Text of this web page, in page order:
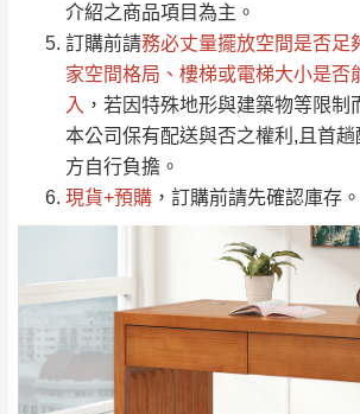
介紹之商品項目為主。
訂購前請務必丈量擺放空間是否足
家空間格局、 樓梯或電梯大小是否
入 ，若因特殊地形與建築物等限制
本公司保有配送與否之權利,且首
方自行負擔。
現貨+預購 ，訂購前請先確認庫存。
免 運
費
新竹
接單後二日內(不含例假日)，
電話聯絡或E-Mail通知確認訂
（線上客
服 LINE →
下單前先詢問是否現貨 ，若未
現貨我們客服會再來電或E-
（洽詢方式請搜尋 Line ID →
地區恕無法提供運送 (詳見運
配送範圍：
苗栗至基隆；其它地區暫不開
地型限制(山區、鄉、鎮、村)